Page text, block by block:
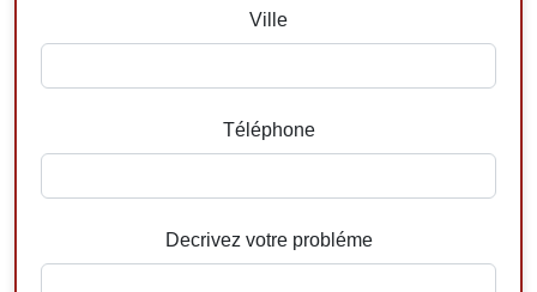
Ville
Téléphone
Decrivez votre probléme